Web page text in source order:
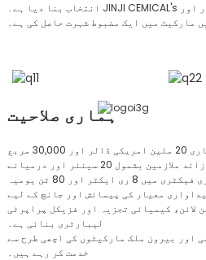
انتخاب بنا دیا ہے۔ JINJI CEMICAL's کی مصنوعات کے اعلیٰ معیار اور
مارکیٹ میں ایک مضبوط شہرت حاصل کی ہے۔
ہماری صلاحیت
جنجی کیمیکل کی کل سرمایہ کاری 20 ملین امریکی ڈالر اور 30,000 مربع
میٹر سے زیادہ کی زمین، 200 سے زائد ملازمین بشمول 20 سینئر اور درمیانے
درجے کے تکنیکی عملہ۔ ہماری فیکٹری میں 8 ری ایکٹر اور 80 ٹن یومیہ
معیار کی پیمائش اور جانچ کے لیے
لائن، کیمیائی تجزیہ اور فزیکل پراپرٹی
لیبارٹری بنائی ہے۔
اور بیرون ملک مارکیٹوں کی اچھی طرح سے
خدمت کر رہے ہیں۔